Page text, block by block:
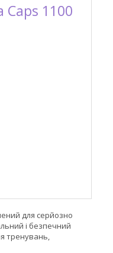
Caps 1100
для серйозно
і безпечний
тренувань,